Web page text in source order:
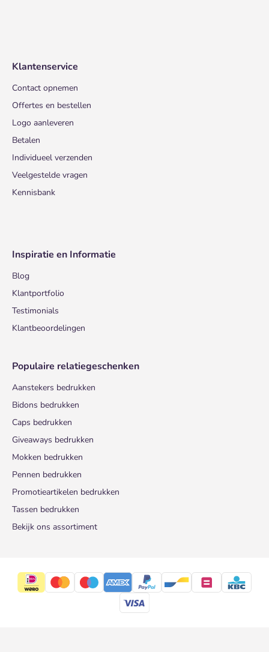
Klantenservice
Contact opnemen
Offertes en bestellen
Logo aanleveren
Betalen
Individueel verzenden
Veelgestelde vragen
Kennisbank
Inspiratie en Informatie
Blog
Klantportfolio
Testimonials
Klantbeoordelingen
Populaire relatiegeschenken
Aanstekers bedrukken
Bidons bedrukken
Caps bedrukken
Giveaways bedrukken
Mokken bedrukken
Pennen bedrukken
Promotieartikelen bedrukken
Tassen bedrukken
Bekijk ons assortiment